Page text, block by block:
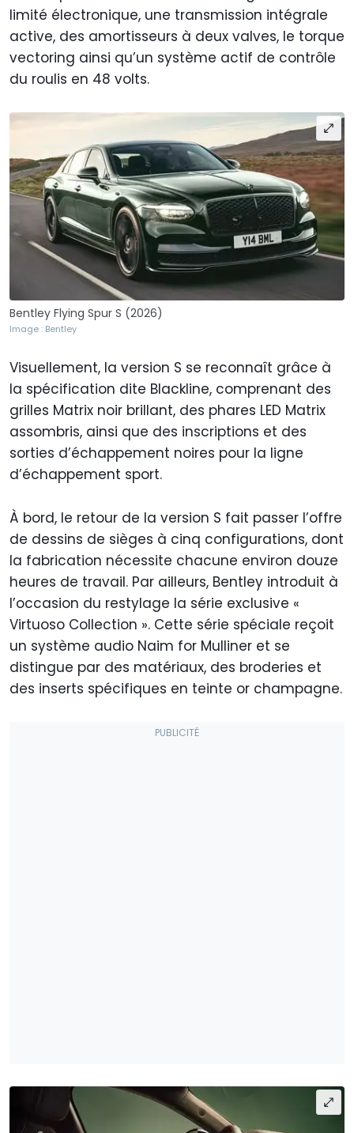
limité électronique, une transmission intégrale
active, des amortisseurs à deux valves, le torque
vectoring ainsi qu’un système actif de contrôle
du roulis en 48 volts.
Bentley Flying Spur S (2026)
Image : Bentley
Visuellement, la version S se reconnaît grâce à
la spécification dite Blackline, comprenant des
grilles Matrix noir brillant, des phares LED Matrix
assombris, ainsi que des inscriptions et des
sorties d’échappement noires pour la ligne
d’échappement sport.
À bord, le retour de la version S fait passer l’offre
de dessins de sièges à cinq configurations, dont
la fabrication nécessite chacune environ douze
heures de travail. Par ailleurs, Bentley introduit à
l’occasion du restylage la série exclusive «
Virtuoso Collection ». Cette série spéciale reçoit
un système audio Naim for Mulliner et se
distingue par des matériaux, des broderies et
des inserts spécifiques en teinte or champagne.